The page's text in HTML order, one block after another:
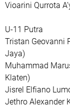
Vioarini Qurrota
U-11 Putra
Tristan Geovanni
Jaya)
Muhammad
Klaten)
Jisrel Elfiano
Jethro Alexander